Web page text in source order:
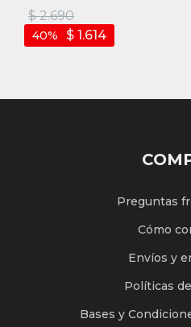
Caramelo
$ 2.690
$ 1.614
40
Preguntas
Cómo
Envíos y
Políticas
Bases y